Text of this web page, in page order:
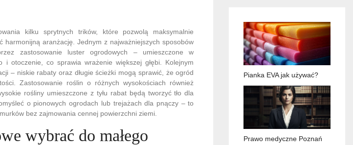
kilku sprytnych trików, które pozwolą maksymalnie
aranżację. Jednym z najważniejszych sposobów
zastosowanie luster ogrodowych – umieszczone w
i otoczenie, co sprawia wrażenie większej głębi. Kolejnym
– niskie rabaty oraz długie ścieżki mogą sprawić, że ogród
Zastosowanie roślin o różnych wysokościach również
rośliny umieszczone z tyłu rabat będą tworzyć tło dla
o pionowych ogrodach lub trejażach dla pnączy – to
bez zajmowania cennej powierzchni ziemi.
wybrać do małego
Pianka EVA jak używać?
Prawo medyczne Poznań